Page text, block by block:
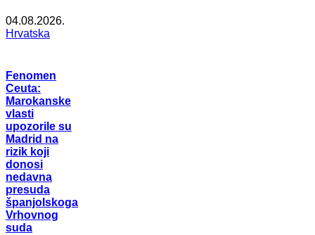
04.08.2026.
Hrvatska
Fenomen
Ceuta:
Marokanske
vlasti
upozorile su
Madrid na
rizik koji
donosi
nedavna
presuda
španjolskoga
Vrhovnog
suda